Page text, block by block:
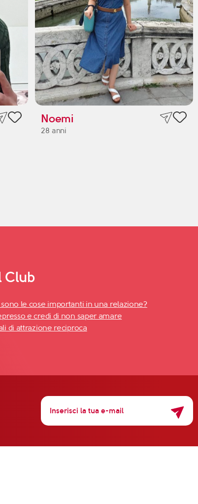
Noemi
28 anni
Club
le cose importanti in una relazione?
e credi di non saper amare
di attrazione reciproca